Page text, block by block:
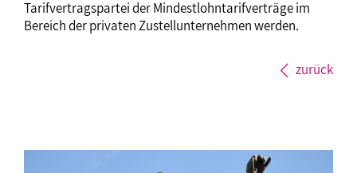
Tarifvertragspartei der Mindestlohntarifverträge im
Bereich der privaten Zustellunternehmen werden.
zurück